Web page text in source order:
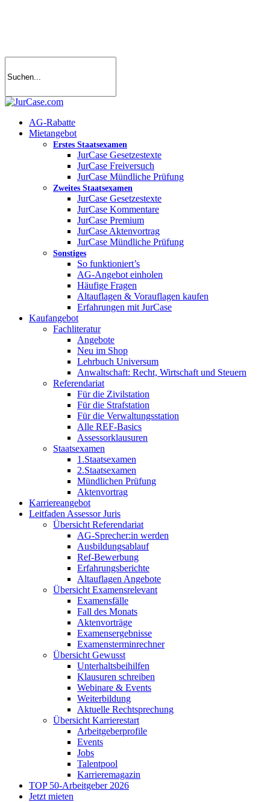
search
account
Menu
AG-Rabatte
Mietangebot
Erstes Staatsexamen
JurCase Gesetzestexte
JurCase Freiversuch
JurCase Mündliche Prüfung
Zweites Staatsexamen
JurCase Gesetzestexte
JurCase Kommentare
JurCase Premium
JurCase Aktenvortrag
JurCase Mündliche Prüfung
Sonstiges
So funktioniert’s
AG-Angebot einholen
Häufige Fragen
Altauflagen & Vorauflagen kaufen
Erfahrungen mit JurCase
Kaufangebot
Fachliteratur
Angebote
Neu im Shop
Lehrbuch Universum
Anwaltschaft: Recht, Wirtschaft und Steuern
Referendariat
Für die Zivilstation
Für die Strafstation
Für die Verwaltungsstation
Alle REF-Basics
Assessorklausuren
Staatsexamen
1.Staatsexamen
2.Staatsexamen
Mündlichen Prüfung
Aktenvortrag
Karriereangebot
Leitfaden Assessor Juris
Übersicht Referendariat
AG-Sprecher:in werden
Ausbildungsablauf
Ref-Bewerbung
Erfahrungsberichte
Altauflagen Angebote
Übersicht Examensrelevant
Examensfälle
Fall des Monats
Aktenvorträge
Examensergebnisse
Examensterminrechner
Übersicht Gewusst
Unterhaltsbeihilfen
Klausuren schreiben
Webinare & Events
Weiterbildung
Aktuelle Rechtsprechung
Übersicht Karrierestart
Arbeitgeberprofile
Events
Jobs
Talentpool
Karrieremagazin
TOP 50-Arbeitgeber 2026
Jetzt mieten